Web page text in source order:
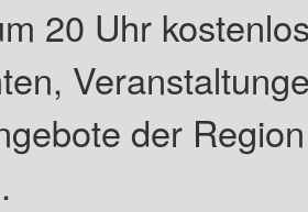
20 Uhr
der